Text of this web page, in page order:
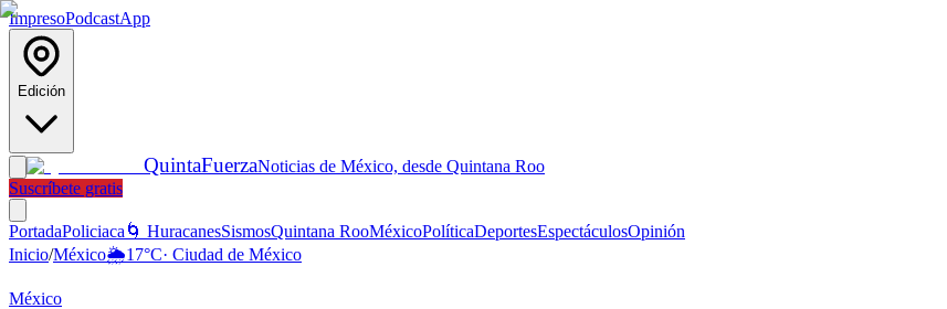
ImpresoPodcastApp
Edición
QuintaFuerzaNoticias de México, desde Quintana Roo
Suscríbete gratis
PortadaPoliciaca 🌀 HuracanesSismosQuintana RooMéxicoPolíticaDeportesEspectáculosOpinión
Inicio/México🌦️17°C· Ciudad de México
México